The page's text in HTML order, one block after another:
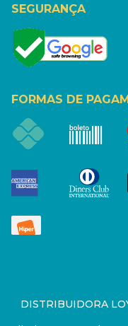
SEGURANÇA
FORMAS DE
DISTRIBUIDORA